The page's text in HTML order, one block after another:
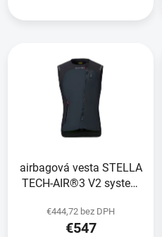
airbagová vesta STELLA
TECH-AIR®3 V2 system
černá 2025
€444,72 bez DPH
€547